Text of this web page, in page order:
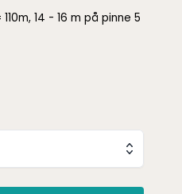
14 - 16 m på pinne 5